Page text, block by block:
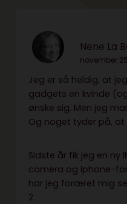
Nene La
november
Jeg er så heldig, at
gadgets en kvinde
ønske sig. Men jeg
Og noget tyder på, at
Sidste år fik jeg en ny
camera og Iphone-
har jeg foræret mig
2.